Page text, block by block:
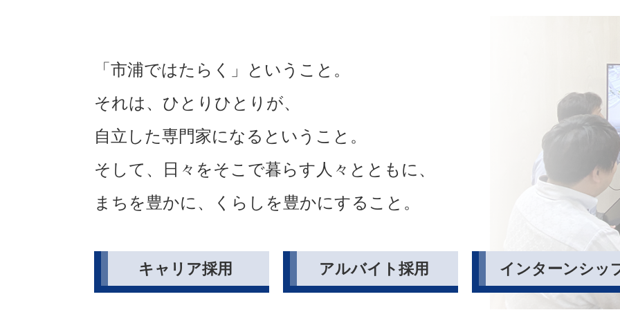
「市浦ではたらく」ということ。
それは、ひとりひとりが、
自立した専門家になるということ。
そして、
日々をそこで暮らす人々とともに、
まちを豊かに、
くらしを豊かにすること。
キャリア採用 アルバイト採用 インターンシッ